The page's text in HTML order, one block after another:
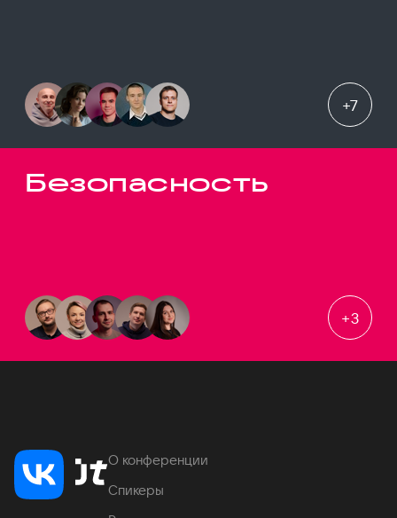
+7
Безопасность
+3
О конференции
Спикеры